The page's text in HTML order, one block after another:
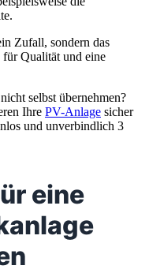
Zufall, sondern das
für Qualität und eine
selbst übernehmen?
Ihre PV-Anlage sicher
und unverbindlich 3
eine